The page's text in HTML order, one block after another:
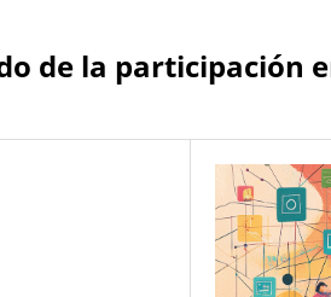
de la participación